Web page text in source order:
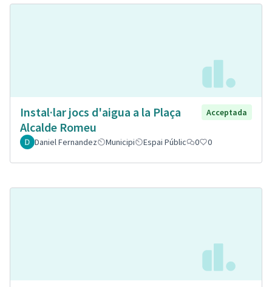
Instal·lar jocs d'aigua a la Plaça
Alcalde Romeu
Acceptada
Daniel Fernandez Municipi Espai Públic 0 0